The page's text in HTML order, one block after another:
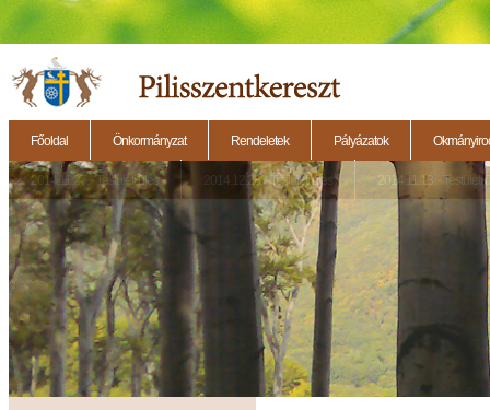
Főoldal Önkormányzat Rendeletek Pályázatok
2014.11.27. - Testületi ülés 2014.12.28. - Testületi ülés 2014.11.13. - Testületi